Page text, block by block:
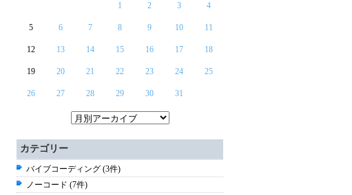
1 2 3 4
5 6 7 8 9 10 11
12 13 14 15 16 17 18
19 20 21 22 23 24 25
26 27 28 29 30 31
カテゴリー
バイブコーディング (3件)
ノーコード (7件)